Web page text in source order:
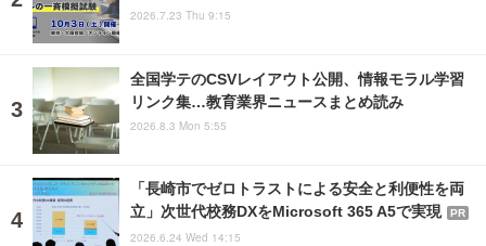
2026.7.23 Thu 9:15
全国学テのCSVレイアウト公開、情報モラル学習
リンク集…教育業界ニュースまとめ読み
2026.8.3 Mon 5:55
「長崎市でゼロトラストによる安全と利便性を両
立」次世代校務DXをMicrosoft 365 A5で実現
PR
2026.6.24 Wed 14:15